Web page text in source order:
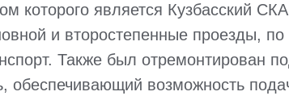
которого является Кузбасский
и второстепенные проезды,
Также был отремонтирован
обеспечивающий возможность